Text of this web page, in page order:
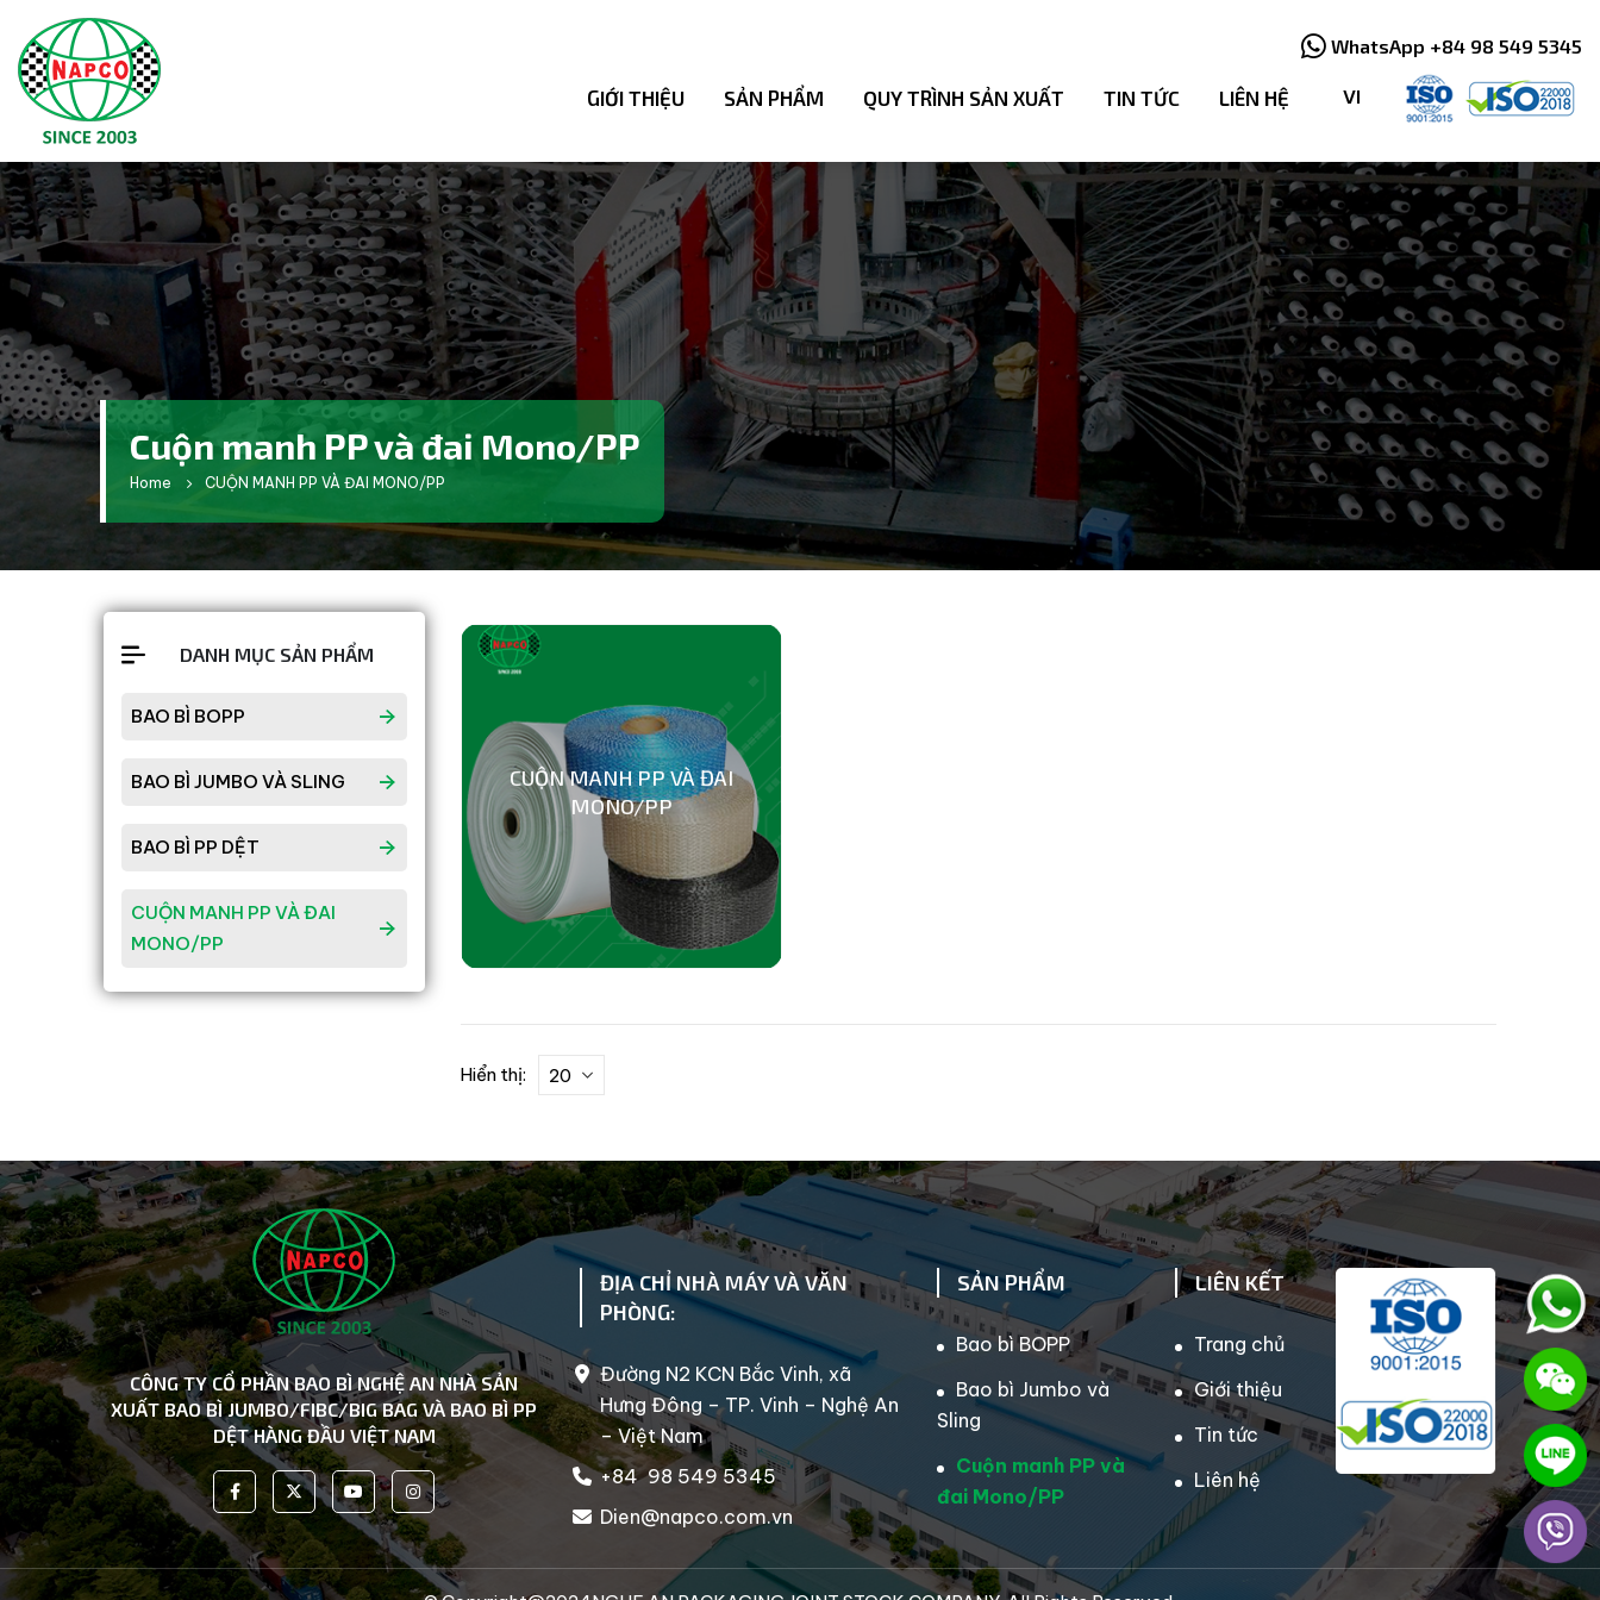
WhatsApp +84 98 549 5345
GIỚI THIỆU SẢN PHẨM QUY TRÌNH SẢN XUẤT TIN TỨC LIÊN HỆ VI
Cuộn manh PP và đai Mono/PP
Home CUỘN MANH PP VÀ ĐAI MONO/PP
CUỘN MANH PP VÀ ĐAI
MONO/PP
Hiển thị:
DANH MỤC SẢN PHẨM
BAO BÌ BOPP
BAO BÌ JUMBO VÀ SLING
BAO BÌ PP DỆT
CUỘN MANH PP VÀ ĐAI
MONO/PP
CÔNG TY CỔ PHẦN BAO BÌ NGHỆ AN NHÀ SẢN
XUẤT BAO BÌ JUMBO/FIBC/BIG BAG VÀ BAO BÌ PP
DỆT HÀNG ĐẦU VIỆT NAM
ĐỊA CHỈ NHÀ MÁY VÀ VĂN
PHÒNG:
Đường N2 KCN Bắc Vinh, xã
Hưng Đông – TP. Vinh – Nghệ An
– Việt Nam
+84 98 549 5345
Dien@napco.com.vn
SẢN PHẨM
Bao bì BOPP
Bao bì Jumbo và
Sling
Cuộn manh PP và
đai Mono/PP
LIÊN KẾT
Trang chủ
Giới thiệu
Tin tức
Liên hệ